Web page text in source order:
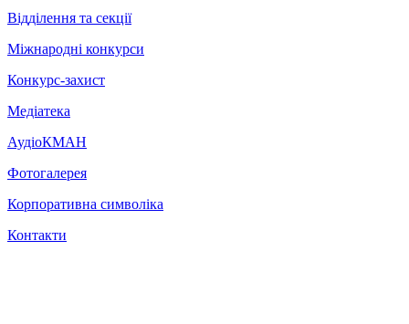
Відділення та секції
Міжнародні конкурси
Конкурс-захист
Медіатека
АудіоКМАН
Фотогалерея
Корпоративна символіка
Контакти